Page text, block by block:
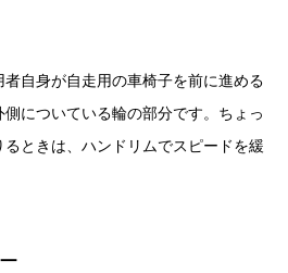
自身が自走用の車椅子を前に進める
についている輪の部分です。ちょっ
ときは、ハンドリムでスピードを緩